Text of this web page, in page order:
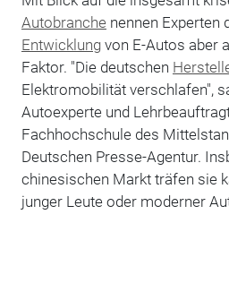
Autobranche nennen Experten
Entwicklungvon E-Autos aber
Faktor. "Die deutschen
Elektromobilität verschlafen",
Autoexperte und
Fachhochschule des
Deutschen Presse-Agentur.
chinesischen Markt träfen sie
junger Leute oder moderner